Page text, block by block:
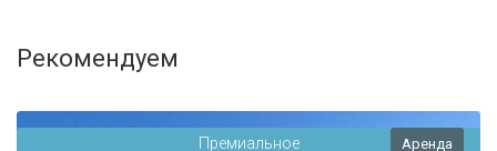
Рекомендуем
Премиальное Аренда